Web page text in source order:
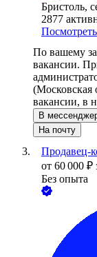
Бристоль,
2877
Посмотреть
По вашему
вакансии.
(Московская
вакансии, в
В
На почту
Продавец-
от 60 000 ₽
Без опыта